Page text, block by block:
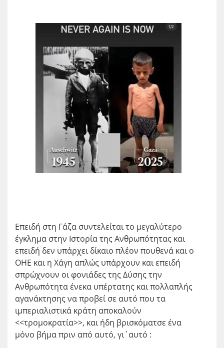
Επειδή στη Γάζα συντελείται το μεγαλύτερο
έγκλημα στην Ιστορία της Ανθρωπότητας και
επειδή δεν υπάρχει δίκαιο πλέον πουθενά και ο
ΟΗΕ και η Χάγη απλώς υπάρχουν και επειδή
σπρώχνουν οι φονιάδες της Δύσης την
Ανθρωπότητα ένεκα υπέρτατης και πολλαπλής
αγανάκτησης να προβεί σε αυτό που τα
ιμπεριαλιστικά κράτη αποκαλούν
<<τρομοκρατία>>, και ήδη βρισκόματσε ένα
μόνο βήμα πριν από αυτό, γι΄αυτό :